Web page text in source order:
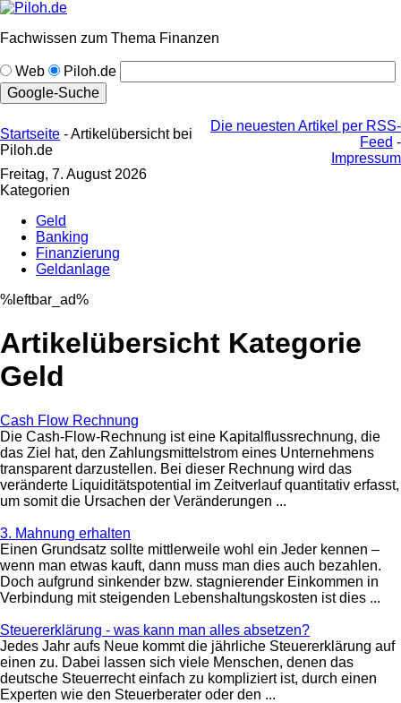
Fachwissen zum Thema Finanzen
Web Piloh.de
Startseite - Artikelübersicht bei
Piloh.de
Die neuesten Artikel per RSS-
Feed -
Impressum
Freitag, 7. August 2026
Kategorien
Geld
Banking
Finanzierung
Geldanlage
%leftbar_ad%
Artikelübersicht Kategorie
Geld
Cash Flow Rechnung
Die Cash-Flow-Rechnung ist eine Kapitalflussrechnung, die
das Ziel hat, den Zahlungsmittelstrom eines Unternehmens
transparent darzustellen. Bei dieser Rechnung wird das
veränderte Liquiditätspotential im Zeitverlauf quantitativ erfasst,
um somit die Ursachen der Veränderungen ...
3. Mahnung erhalten
Einen Grundsatz sollte mittlerweile wohl ein Jeder kennen –
wenn man etwas kauft, dann muss man dies auch bezahlen.
Doch aufgrund sinkender bzw. stagnierender Einkommen in
Verbindung mit steigenden Lebenshaltungskosten ist dies ...
Steuererklärung - was kann man alles absetzen?
Jedes Jahr aufs Neue kommt die jährliche Steuererklärung auf
einen zu. Dabei lassen sich viele Menschen, denen das
deutsche Steuerrecht einfach zu kompliziert ist, durch einen
Experten wie den Steuerberater oder den ...